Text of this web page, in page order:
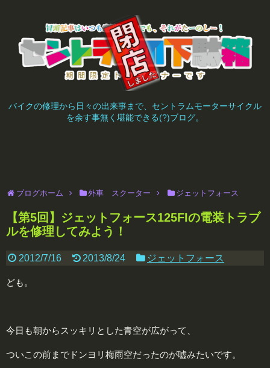
バイクの修理から日々の出来事まで、セントラムモーターサイクル
を余す事無く堪能できる(?)ブログ。
ブログホーム 外車 スクーター ジェットフォース
【第5回】ジェットフォース125FIの電装トラブ
ルを修理してみよう！
2012/7/16 2013/8/24 ジェットフォース
ども。
今日も朝からスッキリとした青空が広がって、
ついこの前までドンヨリ梅雨空だったのが嘘みたいです。